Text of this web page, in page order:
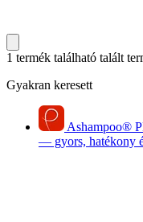
1 termék található talált
Gyakran keresett
Ashampoo®
— gyors, hatékony